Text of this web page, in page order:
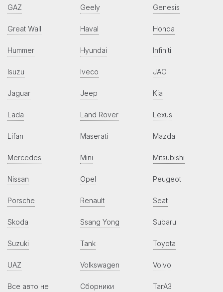
GAZ Geely Genesis
Great Wall Haval Honda
Hummer Hyundai Infiniti
Isuzu Iveco JAC
Jaguar Jeep Kia
Lada Land Rover Lexus
Lifan Maserati Mazda
Mercedes Mini Mitsubishi
Nissan Opel Peugeot
Porsche Renault Seat
Skoda Ssang Yong Subaru
Suzuki Tank Toyota
UAZ Volkswagen Volvo
Все авто не Сборники ТагАЗ